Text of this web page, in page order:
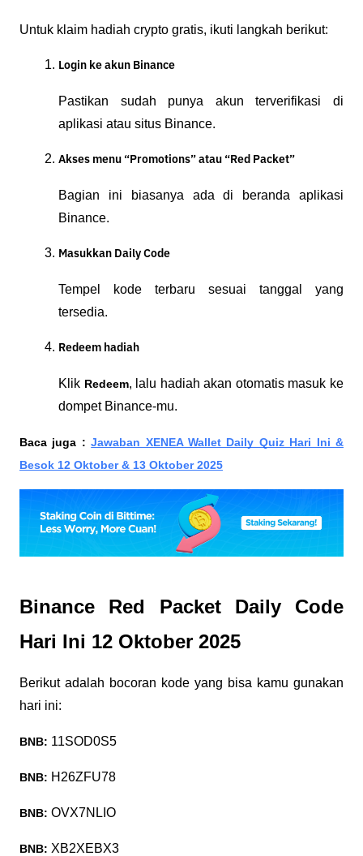
Untuk klaim hadiah crypto gratis, ikuti langkah berikut:
Login ke akun Binance
Pastikan sudah punya akun terverifikasi di
aplikasi atau situs Binance.
Akses menu “Promotions” atau “Red Packet”
Bagian ini biasanya ada di beranda aplikasi
Binance.
Masukkan Daily Code
Tempel kode terbaru sesuai tanggal yang
tersedia.
Redeem hadiah
Klik Redeem, lalu hadiah akan otomatis masuk ke
dompet Binance-mu.
Baca juga :Jawaban XENEA Wallet Daily Quiz Hari Ini &
Besok 12 Oktober & 13 Oktober 2025
Binance Red Packet Daily Code
Hari Ini 12 Oktober 2025
Berikut adalah bocoran kode yang bisa kamu gunakan
hari ini:
BNB: 11SOD0S5
BNB: H26ZFU78
BNB: OVX7NLIO
BNB: XB2XEBX3